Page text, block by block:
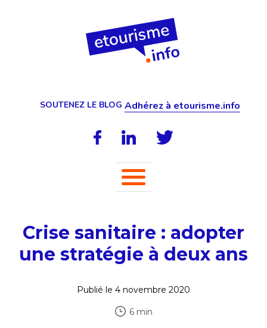
SOUTENEZ LE BLOG Adhérez à etourisme.info
Crise sanitaire : adopter
une stratégie à deux ans
Publié le 4 novembre 2020
6 min